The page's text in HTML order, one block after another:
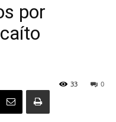
por
0
33